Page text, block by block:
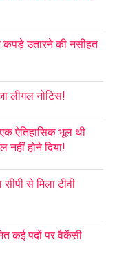
कपड़े उतारने की नसीहत
लीगल नोटिस!
एक ऐतिहासिक भूल थी
नहीं होने दिया!
से मिला टीवी
कई पदों पर वैकेंसी